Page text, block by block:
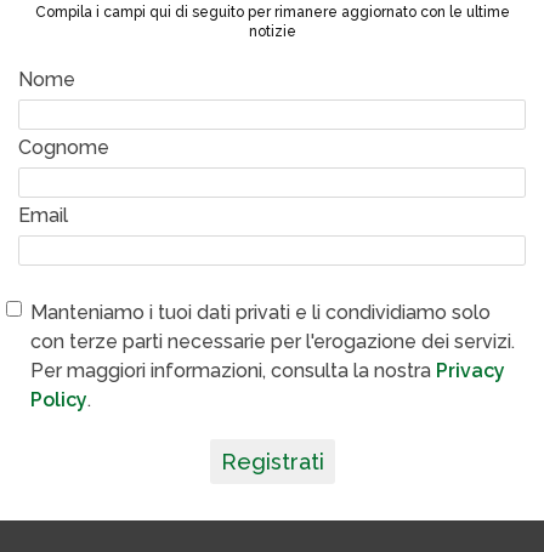
Compila i campi qui di seguito per rimanere aggiornato con le ultime
notizie
Nome
Cognome
Email
Manteniamo i tuoi dati privati e li condividiamo solo
con terze parti necessarie per l'erogazione dei servizi.
Per maggiori informazioni, consulta la nostra Privacy
Policy.
Registrati